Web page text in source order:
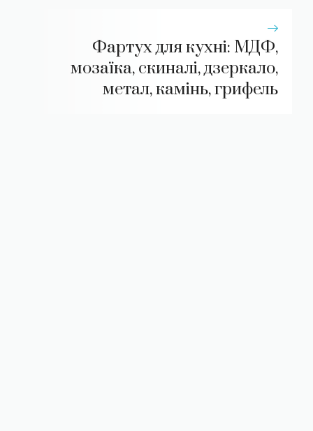
Фартух для кухні: МДФ,
мозаїка, скиналі, дзеркало,
метал, камінь, грифель